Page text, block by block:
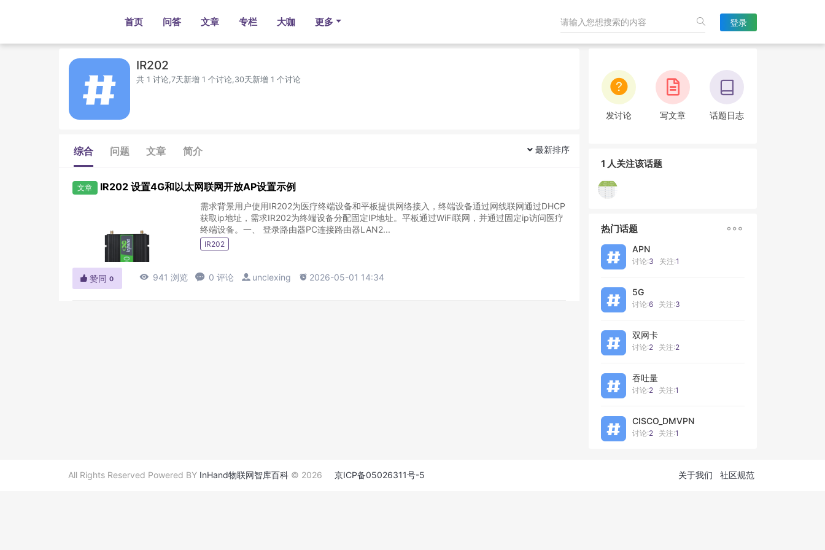
首页 问答 文章 专栏 大咖 更多 登录
IR202
共 1 讨论,7天新增 1 个讨论,30天新增 1 个讨论
综合 问题 文章 简介 最新排序
文章 IR202 设置4G和以太网联网开放AP设置示例
需求背景用户使用IR202为医疗终端设备和平板提供网络接入，终端设备通过网线联网通过DHCP
获取ip地址，需求IR202为终端设备分配固定IP地址。平板通过WiFi联网，并通过固定ip访问医疗
终端设备。一、 登录路由器PC连接路由器LAN2...
IR202
 赞同 0  941 浏览  0 评论  unclexing  2026-05-01 14:34
发讨论 写文章 话题日志
1 人关注该话题
热门话题 
APN
讨论:3 关注:1
5G
讨论:6 关注:3
双网卡
讨论:2 关注:2
吞吐量
讨论:2 关注:1
CISCO_DMVPN
讨论:2 关注:1
All Rights Reserved Powered BY InHand物联网智库百科 © 2026 京ICP备05026311号-5 关于我们 社区规范